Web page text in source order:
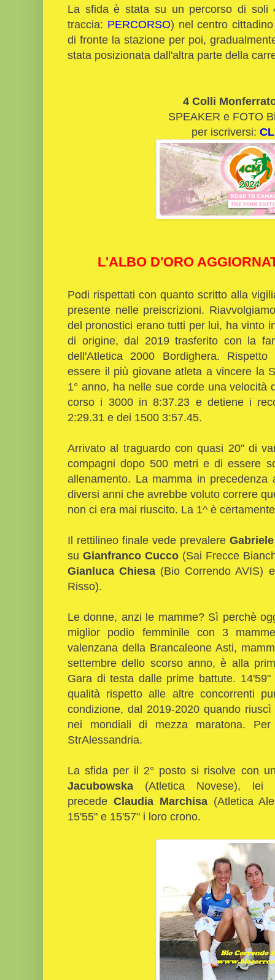
La sfida è stata su un percorso di
traccia: PERCORSO) nel centro
di fronte la stazione per poi,
stata posizionata dall'altra parte della
4 Colli
SPEAKER e FOTO
per iscriversi:
L'ALBO D'ORO
Podi rispettati con quanto scritto alla
presente nelle preiscrizioni.
del pronostici erano tutti per lui, ha vinto
di origine, dal 2019 trasferito con la
dell'Atletica 2000 Bordighera.
essere il più giovane atleta a vincere la
1° anno, ha nelle sue corde una velocità
corso i 3000 in 8:37.23 e detiene i
2:29.31 e dei 1500 3:57.45.
Arrivato al traguardo con quasi 20" di
compagni dopo 500 metri e di essere
allenamento. La mamma in
diversi anni che avrebbe voluto correre
non ci era mai riuscito. La 1^ è
Il rettilineo finale vede prevalere
su Gianfranco Cucco (Sai Frecce
Gianluca Chiesa (Bio Correndo AVIS)
Risso).
Le donne, anzi le mamme? Sì perchè
miglior podio femminile con 3
valenzana della Brancaleone Asti,
settembre dello scorso anno, è alla
Gara di testa dalle prime battute.
qualità rispetto alle altre concorrenti
condizione, dal 2019-2020 quando
nei mondiali di mezza maratona.
StrAlessandria.
La sfida per il 2° posto si risolve con
Jacubowska (Atletica Novese),
precede Claudia Marchisa(Atletica
15'55" e 15'57" i loro crono.